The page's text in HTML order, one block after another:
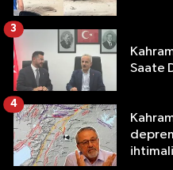
Saate
3
ihtimali
4